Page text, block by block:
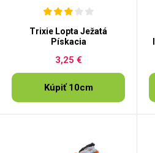
Trixie Lopta Ježatá
Pískacia
3,25 €
Kúpiť 10cm